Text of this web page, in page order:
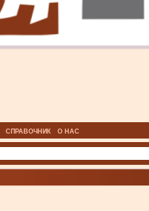
СПРАВОЧНИК О НАС